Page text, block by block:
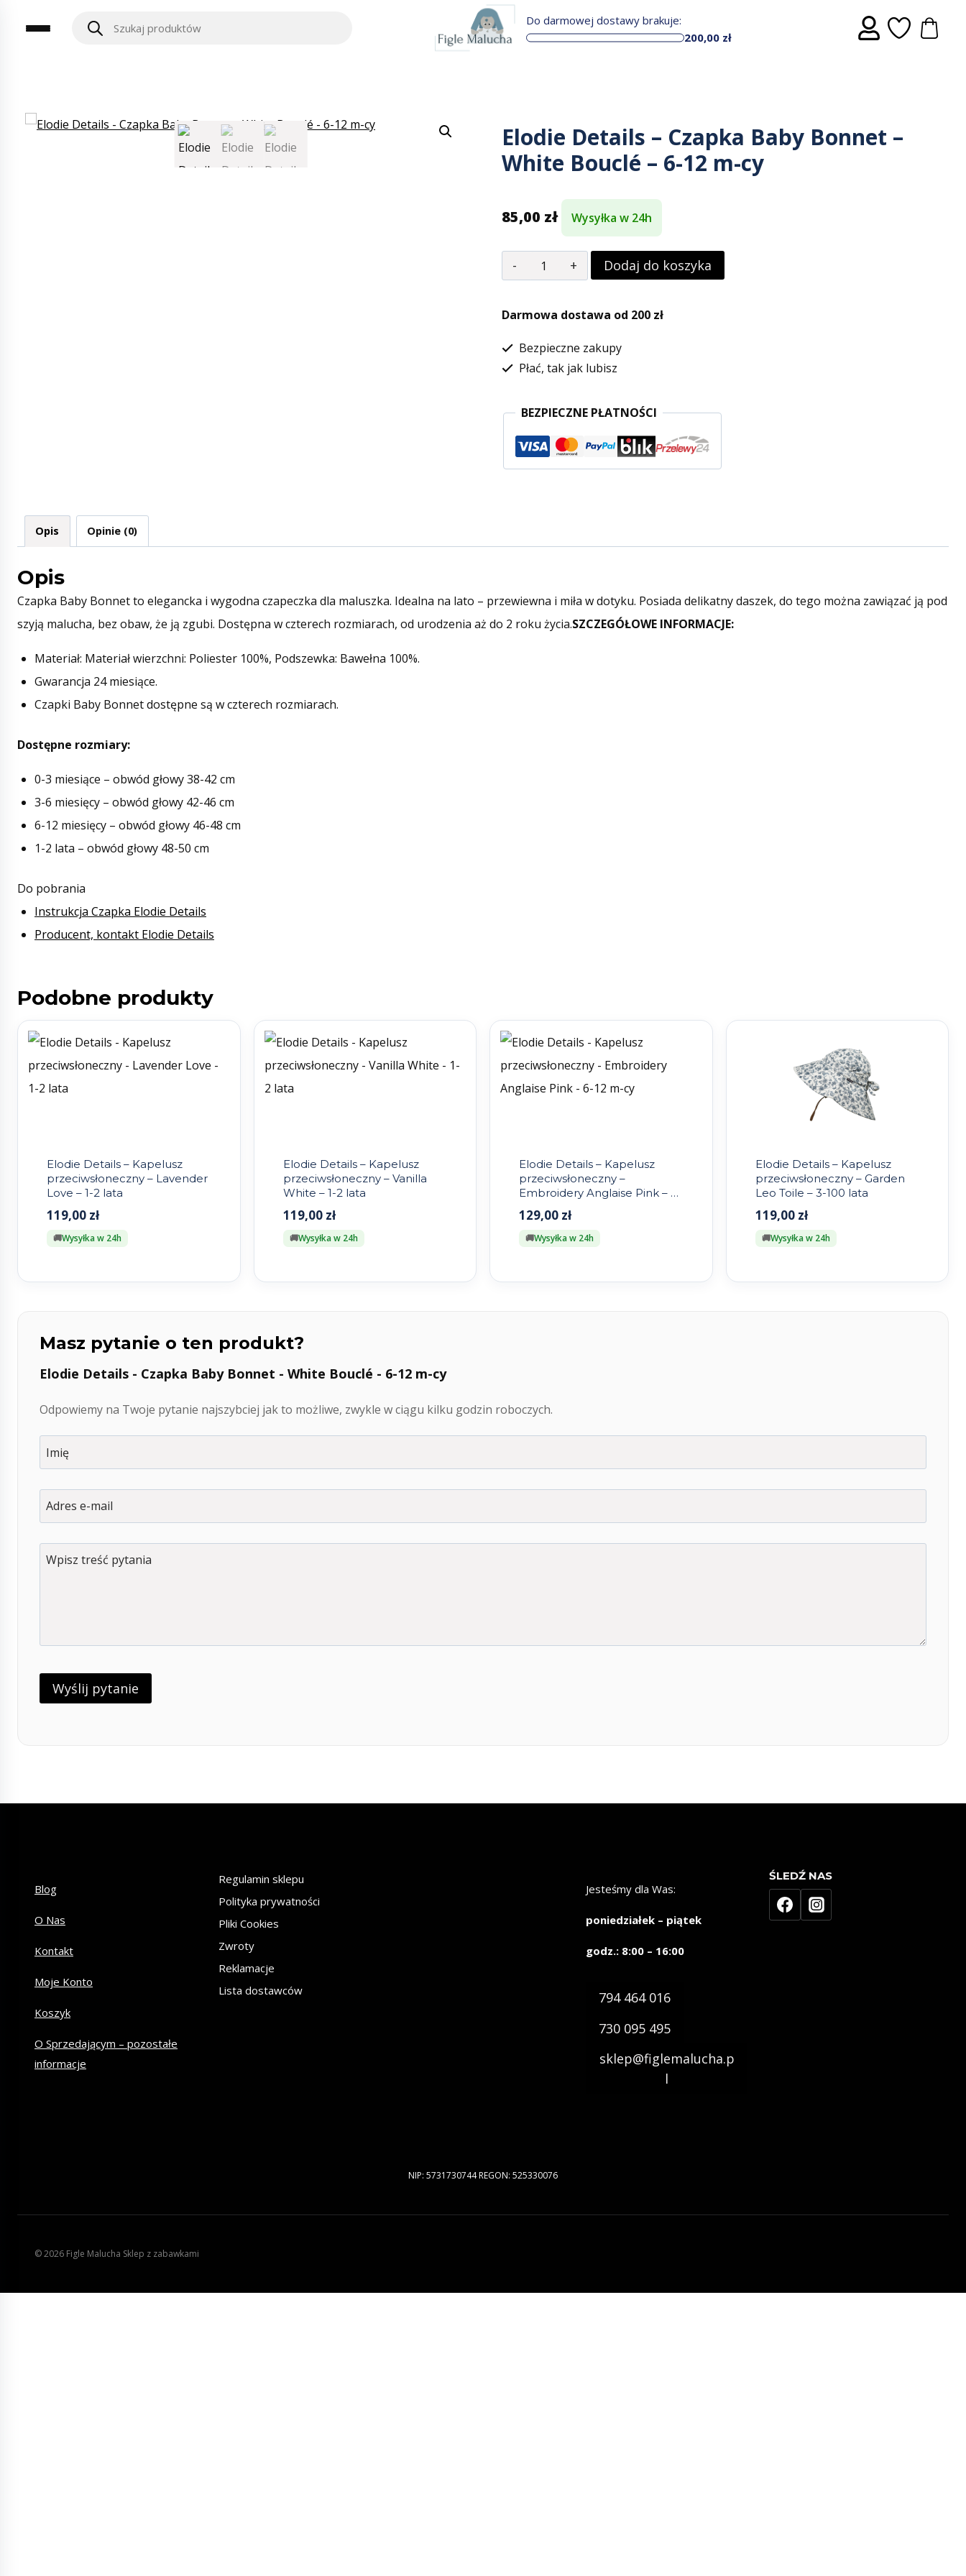
Do darmowej dostawy brakuje:
200,00 zł
Elodie Details – Czapka Baby Bonnet –
White Bouclé – 6-12 m-cy
85,00 zł Wysyłka w 24h
Dodaj do koszyka
Darmowa dostawa od 200 zł
Bezpieczne zakupy
Płać, tak jak lubisz
BEZPIECZNE PŁATNOŚCI
Opis Opinie (0)
Opis
Czapka Baby Bonnet to elegancka i wygodna czapeczka dla maluszka. Idealna na lato – przewiewna i miła w dotyku. Posiada delikatny daszek, do tego można zawiązać ją pod
szyją malucha, bez obaw, że ją zgubi. Dostępna w czterech rozmiarach, od urodzenia aż do 2 roku życia.SZCZEGÓŁOWE INFORMACJE:
Materiał: Materiał wierzchni: Poliester 100%, Podszewka: Bawełna 100%.
Gwarancja 24 miesiące.
Czapki Baby Bonnet dostępne są w czterech rozmiarach.
Dostępne rozmiary:
0-3 miesiące – obwód głowy 38-42 cm
3-6 miesięcy – obwód głowy 42-46 cm
6-12 miesięcy – obwód głowy 46-48 cm
1-2 lata – obwód głowy 48-50 cm
Do pobrania
Instrukcja Czapka Elodie Details
Producent, kontakt Elodie Details
Podobne produkty
Elodie Details – Kapelusz
przeciwsłoneczny – Lavender
Love – 1-2 lata
119,00 zł
Wysyłka w 24h
Elodie Details – Kapelusz
przeciwsłoneczny – Vanilla
White – 1-2 lata
119,00 zł
Wysyłka w 24h
Elodie Details – Kapelusz
przeciwsłoneczny –
Embroidery Anglaise Pink – 6-
12 m-cy
129,00 zł
Wysyłka w 24h
Elodie Details – Kapelusz
przeciwsłoneczny – Garden
Leo Toile – 3-100 lata
119,00 zł
Wysyłka w 24h
Masz pytanie o ten produkt?
Elodie Details - Czapka Baby Bonnet - White Bouclé - 6-12 m-cy
Odpowiemy na Twoje pytanie najszybciej jak to możliwe, zwykle w ciągu kilku godzin roboczych.
Blog
O Nas
Kontakt
Moje Konto
Koszyk
O Sprzedającym – pozostałe
informacje
Regulamin sklepu
Polityka prywatności
Pliki Cookies
Zwroty
Reklamacje
Lista dostawców
Jesteśmy dla Was:
poniedziałek – piątek
godz.: 8:00 – 16:00
794 464 016
730 095 495
sklep@figlemalucha.p
l
ŚLEDŹ NAS
NIP: 5731730744 REGON: 525330076
© 2026 Figle Malucha Sklep z zabawkami